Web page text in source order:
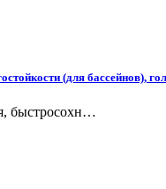
(для бассейнов),
быстросохн…